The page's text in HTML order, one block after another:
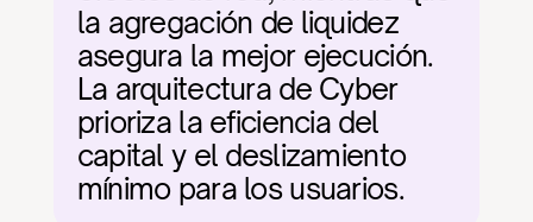
la agregación de liquidez
asegura la mejor ejecución.
La arquitectura de Cyber
prioriza la eficiencia del
capital y el deslizamiento
mínimo para los usuarios.